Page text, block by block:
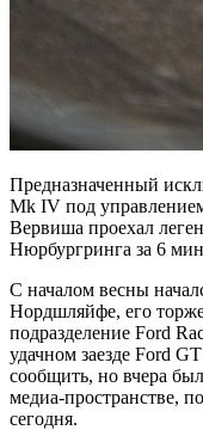
Предназначенный
Mk IV под
Вервиша проехал
Нюрбургринга за 6
С началом весны
Нордшляйфе, его
подразделение Ford
удачном заезде Ford
сообщить, но вчера
медиа-пространстве,
сегодня.